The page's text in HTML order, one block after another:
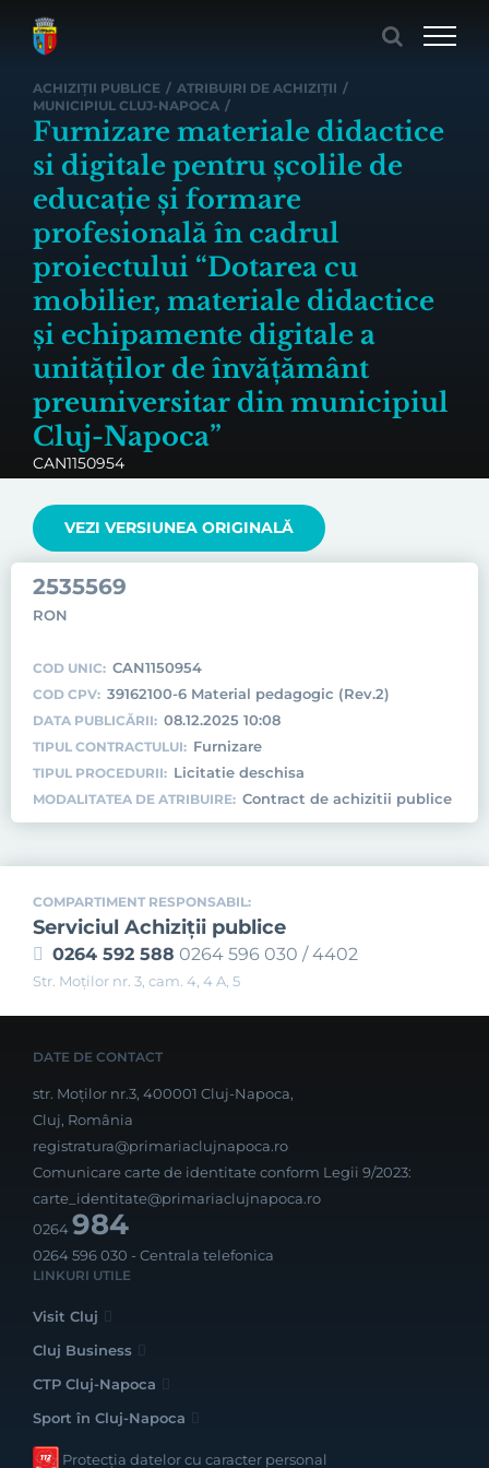
ACHIZIȚII PUBLICE / ATRIBUIRI DE ACHIZIȚII /
MUNICIPIUL CLUJ-NAPOCA /
Furnizare materiale didactice
si digitale pentru școlile de
educație și formare
profesională în cadrul
proiectului “Dotarea cu
mobilier, materiale didactice
și echipamente digitale a
unităților de învățământ
preuniversitar din municipiul
Cluj-Napoca”
CAN1150954
VEZI VERSIUNEA ORIGINALĂ
2535569
RON
COD UNIC: CAN1150954
COD CPV: 39162100-6 Material pedagogic (Rev.2)
DATA PUBLICĂRII: 08.12.2025 10:08
TIPUL CONTRACTULUI: Furnizare
TIPUL PROCEDURII: Licitatie deschisa
MODALITATEA DE ATRIBUIRE: Contract de achizitii publice
COMPARTIMENT RESPONSABIL:
Serviciul Achiziţii publice
0264 592 588 0264 596 030 / 4402
Str. Moţilor nr. 3, cam. 4, 4 A, 5
DATE DE CONTACT
str. Moților nr.3, 400001 Cluj-Napoca,
Cluj, România
registratura@primariaclujnapoca.ro
Comunicare carte de identitate conform Legii 9/2023:
carte_identitate@primariaclujnapoca.ro
0264984
0264 596 030 - Centrala telefonica
LINKURI UTILE
Visit Cluj
Cluj Business
CTP Cluj-Napoca
Sport în Cluj-Napoca
Protecția datelor cu caracter personal